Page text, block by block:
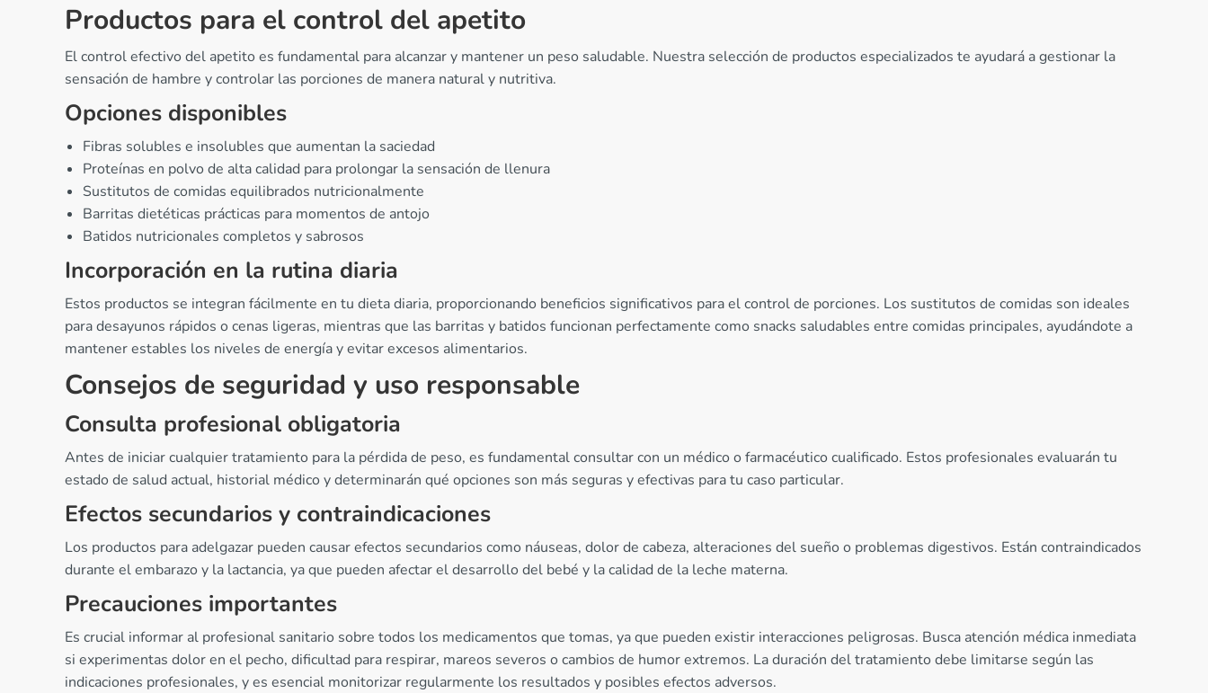
Productos para el control del apetito
El control efectivo del apetito es fundamental para alcanzar y mantener un peso saludable. Nuestra selección de productos especializados te ayudará a gestionar la
sensación de hambre y controlar las porciones de manera natural y nutritiva.
Opciones disponibles
Fibras solubles e insolubles que aumentan la saciedad
Proteínas en polvo de alta calidad para prolongar la sensación de llenura
Sustitutos de comidas equilibrados nutricionalmente
Barritas dietéticas prácticas para momentos de antojo
Batidos nutricionales completos y sabrosos
Incorporación en la rutina diaria
Estos productos se integran fácilmente en tu dieta diaria, proporcionando beneficios significativos para el control de porciones. Los sustitutos de comidas son ideales
para desayunos rápidos o cenas ligeras, mientras que las barritas y batidos funcionan perfectamente como snacks saludables entre comidas principales, ayudándote a
mantener estables los niveles de energía y evitar excesos alimentarios.
Consejos de seguridad y uso responsable
Consulta profesional obligatoria
Antes de iniciar cualquier tratamiento para la pérdida de peso, es fundamental consultar con un médico o farmacéutico cualificado. Estos profesionales evaluarán tu
estado de salud actual, historial médico y determinarán qué opciones son más seguras y efectivas para tu caso particular.
Efectos secundarios y contraindicaciones
Los productos para adelgazar pueden causar efectos secundarios como náuseas, dolor de cabeza, alteraciones del sueño o problemas digestivos. Están contraindicados
durante el embarazo y la lactancia, ya que pueden afectar el desarrollo del bebé y la calidad de la leche materna.
Precauciones importantes
Es crucial informar al profesional sanitario sobre todos los medicamentos que tomas, ya que pueden existir interacciones peligrosas. Busca atención médica inmediata
si experimentas dolor en el pecho, dificultad para respirar, mareos severos o cambios de humor extremos. La duración del tratamiento debe limitarse según las
indicaciones profesionales, y es esencial monitorizar regularmente los resultados y posibles efectos adversos.